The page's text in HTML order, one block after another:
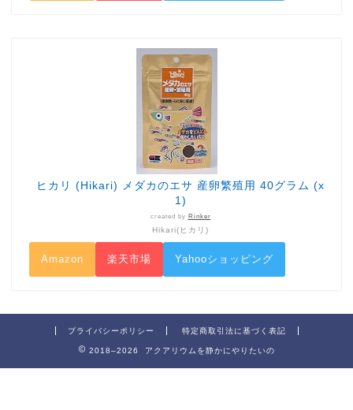
ヒカリ (Hikari) メダカのエサ 産卵繁殖用 40グラム (x
1)
created by Rinker
Hikari(ヒカリ)
Amazon 楽天市場 Yahooショッピング
プライバシーポリシー 特定商取引法に基づく表記
2018–2026 アクアリウムを静かにやりたいの